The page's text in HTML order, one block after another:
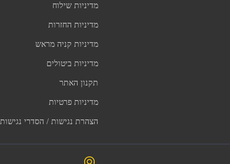
מדיניות שילוח
מדיניות החזרות
מדיניות קניה מראש
מדיניות ביטולים
תקנון האתר
מדיניות פרטיות
הצהרת נגישות / הסדרי נגישות